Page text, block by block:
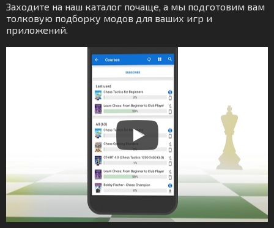
Заходите на наш каталог почаще, а мы подготовим вам
толковую подборку модов для ваших игр и
приложений.